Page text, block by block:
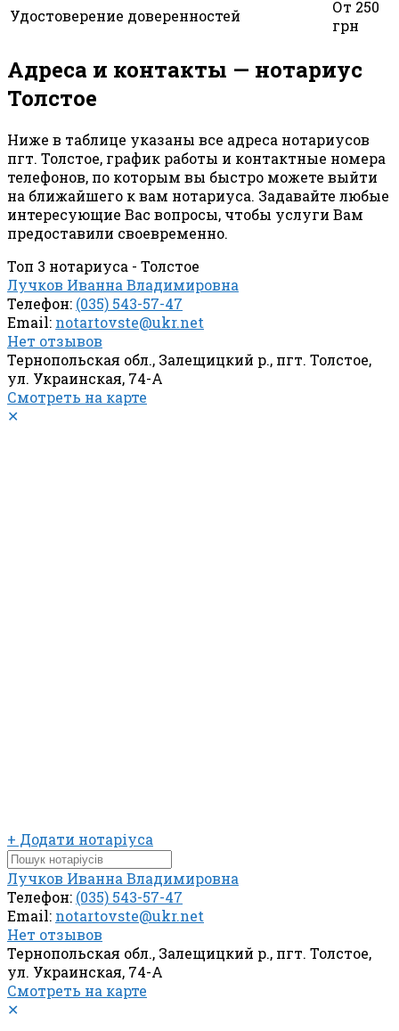
Удостоверение доверенностей
От 250
грн
Адреса и контакты — нотариус
Толстое
Ниже в таблице указаны все адреса нотариусов
пгт. Толстое, график работы и контактные номера
телефонов, по которым вы быстро можете выйти
на ближайшего к вам нотариуса. Задавайте любые
интересующие Вас вопросы, чтобы услуги Вам
предоставили своевременно.
Топ 3 нотариуса - Толстое
Лучков Иванна Владимировна
Телефон: (035) 543-57-47
Email: notartovste@ukr.net
Нет отзывов
Тернопольская обл., Залещицкий р., пгт. Толстое,
ул. Украинская, 74-А
Смотреть на карте
✕
+ Додати нотаріуса
Лучков Иванна Владимировна
Телефон: (035) 543-57-47
Email: notartovste@ukr.net
Нет отзывов
Тернопольская обл., Залещицкий р., пгт. Толстое,
ул. Украинская, 74-А
Смотреть на карте
✕